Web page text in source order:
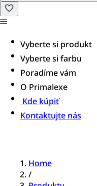
Vyberte si produkt
Vyberte si farbu
Poradíme vám
O Primalexe
Kde kúpiť
Kontaktujte nás
Home
/